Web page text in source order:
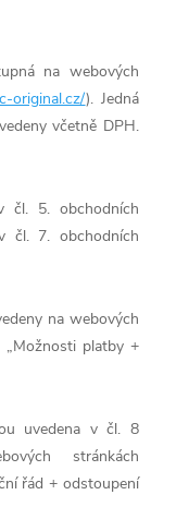
na webových
original.cz/). Jedná
včetně DPH.
5. obchodních
čl. 7. obchodních
na webových
„Možnosti platby +
uvedena v čl. 8
stránkách
řád + odstoupení